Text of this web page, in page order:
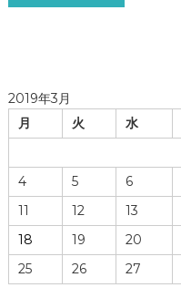
2019年3月
月
火 水
4
5 6
11
12 13
18
19 20
25
26 27